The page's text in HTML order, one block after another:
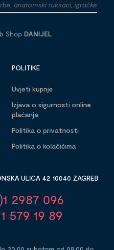
anatomski ruksaci, igračke
Shop DANIJEL
POLITIKE
Uvjeti kupnje
Izjava o sigurnosti online
plaćanja
Politika o privatnosti
Politika o kolačićima
ULICA 42 10040 ZAGREB
2987 096
579 19 89